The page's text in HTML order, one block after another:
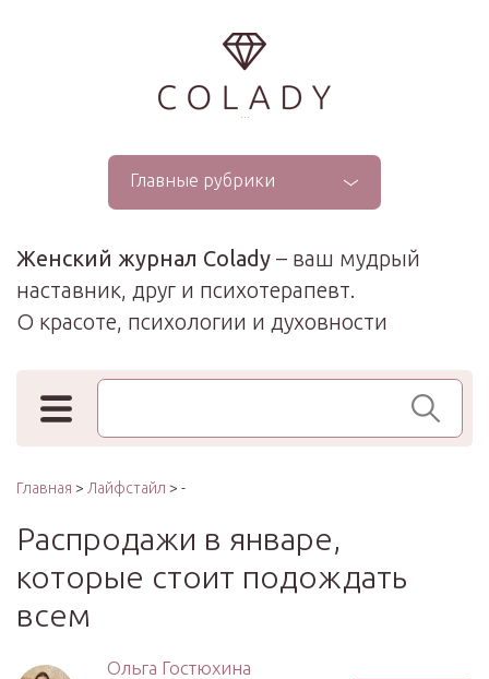
...
Главные рубрики
Женский журнал Colady – ваш мудрый
наставник, друг и психотерапевт.
О красоте, психологии и духовности
Поиск по сайту
Главная > Лайфстайл > -
Распродажи в январе,
которые стоит подождать
всем
Ольга Гостюхина